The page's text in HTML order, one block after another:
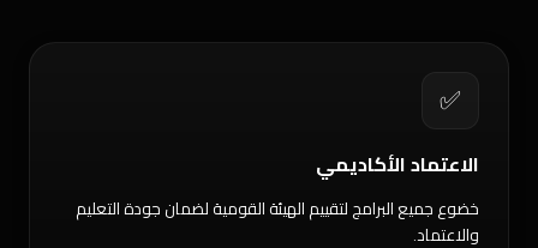
✅
الاعتماد الأكاديمي
خضوع جميع البرامج لتقييم الهيئة القومية لضمان جودة التعليم
والاعتماد.